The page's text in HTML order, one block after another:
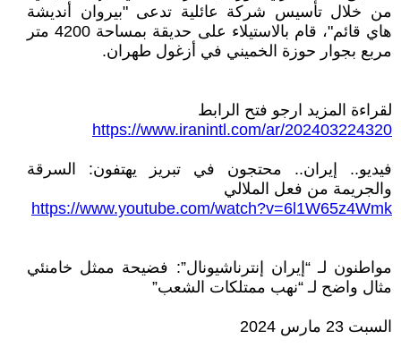
من خلال تأسيس شركة عائلية تدعى "بيروان أنديشة
هاي قائم"، قام بالاستيلاء على حديقة بمساحة 4200 متر
مربع بجوار حوزة الخميني في أزغول طهران.
لقراءة المزيد ارجو فتح الرابط
https://www.iranintl.com/ar/202403224320
فيديو.. إيران.. محتجون في تبريز يهتفون: السرقة
والجريمة من فعل الملالي
https://www.youtube.com/watch?v=6l1W65z4Wmk
مواطنون لـ “إيران إنترناشيونال”: فضيحة ممثل خامنئي
مثال واضح لـ “نهب ممتلكات الشعب”
السبت 23 مارس 2024